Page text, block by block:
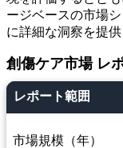
ージベースの市場
に詳細な洞察を提供
創傷ケア市場 レ
レポート範囲
市場規模（年）